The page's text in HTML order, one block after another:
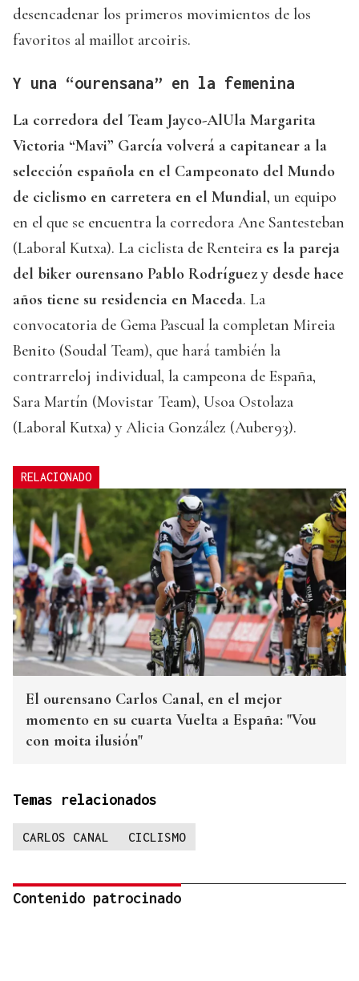
desencadenar los primeros movimientos de los
favoritos al maillot arcoiris.
Y una “ourensana” en la femenina
La corredora del Team Jayco-AlUla Margarita
Victoria “Mavi” García volverá a capitanear a la
selección española en el Campeonato del Mundo
de ciclismo en carretera en el Mundial, un equipo
en el que se encuentra la corredora Ane Santesteban
(Laboral Kutxa). La ciclista de Renteira es la pareja
del biker ourensano Pablo Rodríguez y desde hace
años tiene su residencia en Maceda. La
convocatoria de Gema Pascual la completan Mireia
Benito (Soudal Team), que hará también la
contrarreloj individual, la campeona de España,
Sara Martín (Movistar Team), Usoa Ostolaza
(Laboral Kutxa) y Alicia González (Auber93).
RELACIONADO
El ourensano Carlos Canal, en el mejor
momento en su cuarta Vuelta a España: "Vou
con moita ilusión"
Temas relacionados
CARLOS CANAL CICLISMO
Contenido patrocinado